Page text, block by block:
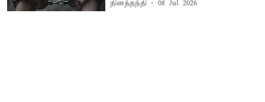
தினத்தந்தி 08 Jul 2026